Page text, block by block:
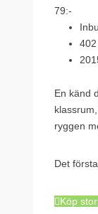
79:-
En känd
ryggen
Det
Köp